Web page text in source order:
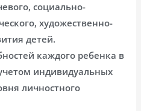
социально-
художественно-
детей.
каждого ребенка в
индивидуальных
личностного